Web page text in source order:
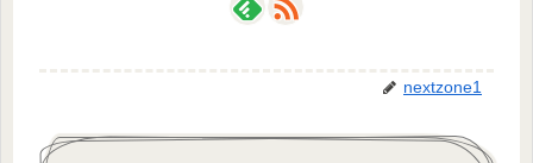
nextzone1